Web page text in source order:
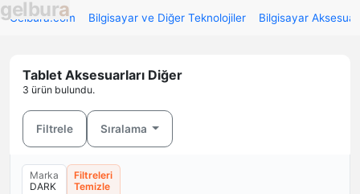
gelbura
Gelbura.com Bilgisayar ve Diğer Teknolojiler Bilgisayar
Tablet Aksesuarları Diğer
3 ürün bulundu.
Filtrele Sıralama
Marka
DARK
Filtreleri
Temizle